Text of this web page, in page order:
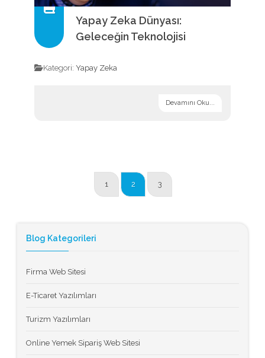
Yapay Zeka Dünyası:
Geleceğin Teknolojisi
Kategori: Yapay Zeka
Devamını Oku...
1 2 3
Blog Kategorileri
Firma Web Sitesi
E-Ticaret Yazılımları
Turizm Yazılımları
Online Yemek Sipariş Web Sitesi